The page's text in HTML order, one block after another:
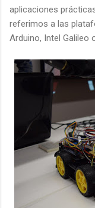
aplicaciones
referimos a las
Arduino, Intel Galileo